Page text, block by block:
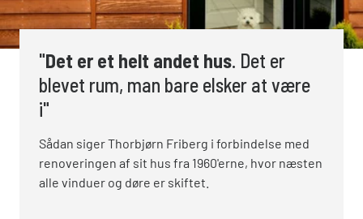
"Det er et helt andet hus. Det er
blevet rum, man bare elsker at være
i"
Sådan siger Thorbjørn Friberg i forbindelse med
renoveringen af sit hus fra 1960'erne, hvor næsten
alle vinduer og døre er skiftet.